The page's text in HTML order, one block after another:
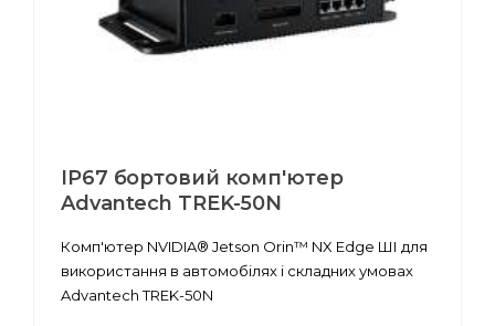
IP67 бортовий комп'ютер
Advantech TREK-50N
Комп'ютер NVIDIA® Jetson Orin™ NX Edge ШІ для
використання в автомобілях і складних умовах
Advantech TREK-50N